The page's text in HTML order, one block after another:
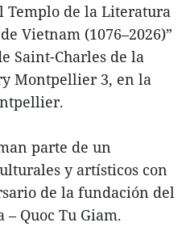
Templo de la Literatura
Vietnam (1076–2026)”
Saint-Charles de la
Montpellier 3, en la
parte de un
y artísticos con
de la fundación del
Quoc Tu Giam.